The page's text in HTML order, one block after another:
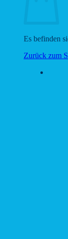
Es befinden
Zurück zum